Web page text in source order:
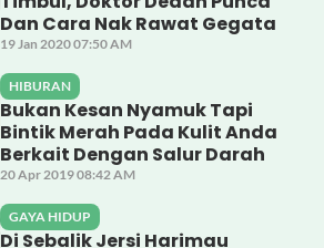
Dan Cara Nak Rawat Gegata
19 Jan 2020 07:50 AM
HIBURAN
Bukan Kesan Nyamuk Tapi
Bintik Merah Pada Kulit Anda
Berkait Dengan Salur Darah
20 Apr 2019 08:42 AM
GAYA HIDUP
Di Sebalik Jersi Harimau